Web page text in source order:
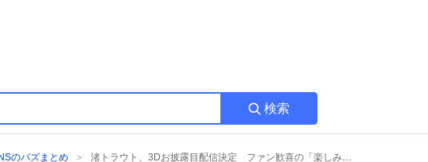
検索
のバズまとめ 渚トラウト、3Dお披露目配信決定 ファン歓喜の「楽しみ」声が広がる